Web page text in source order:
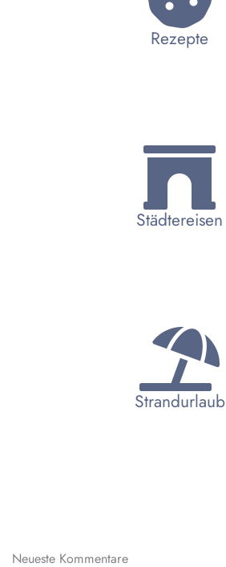
Rezepte
Städtereisen
Strandurlaub
Neueste Kommentare